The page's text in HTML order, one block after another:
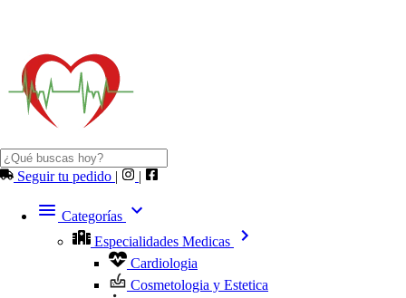
Seguir tu pedido | |
Categorías
Especialidades Medicas
Cardiologia
Cosmetologia y Estetica